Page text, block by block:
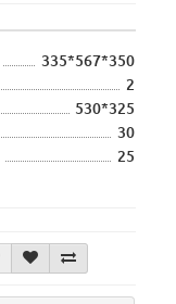
335*567*350
2
530*325
30
25